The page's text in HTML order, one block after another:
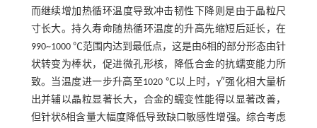
而继续增加热循环温度导致冲击韧性下降则是由于晶粒尺
寸长大。持久寿命随热循环温度的升高先缩短后延长，在
990~1000 ℃范围内达到最低点，这是由δ相的部分形态由针
状转变为棒状，促进微孔形核，降低合金的抗蠕变能力所
致。当温度进一步升高至1020 ℃以上时，γ″强化相大量析
出并辅以晶粒显著长大，合金的蠕变性能得以显著改善，
但针状δ相含量大幅度降低导致缺口敏感性增强。综合考虑